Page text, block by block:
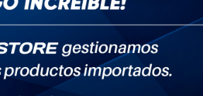
Subscribe